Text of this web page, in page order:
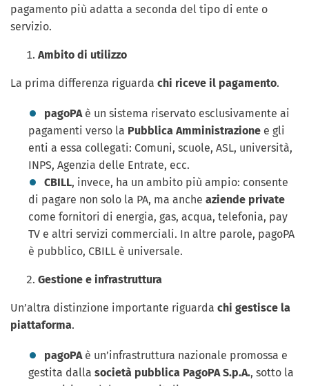
pagamento più adatta a seconda del tipo di ente o
servizio.
Ambito di utilizzo
La prima differenza riguarda chi riceve il pagamento.
pagoPAè un sistema riservato esclusivamente ai
pagamenti verso la Pubblica Amministrazione e gli
enti a essa collegati: Comuni, scuole, ASL, università,
INPS, Agenzia delle Entrate, ecc.
CBILL, invece, ha un ambito più ampio: consente
di pagare non solo la PA, ma anche aziende private
come fornitori di energia, gas, acqua, telefonia, pay
TV e altri servizi commerciali. In altre parole, pagoPA
è pubblico, CBILL è universale.
Gestione e infrastruttura
Un’altra distinzione importante riguarda chi gestisce la
piattaforma.
pagoPAè un’infrastruttura nazionale promossa e
gestita dalla società pubblica PagoPA S.p.A., sotto la